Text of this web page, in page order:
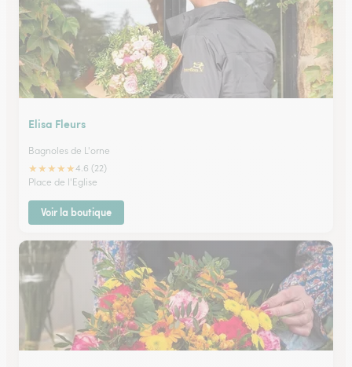
Elisa Fleurs
Bagnoles de L'orne
★★★★★4.6 (22)
Place de l'Eglise
Voir la boutique